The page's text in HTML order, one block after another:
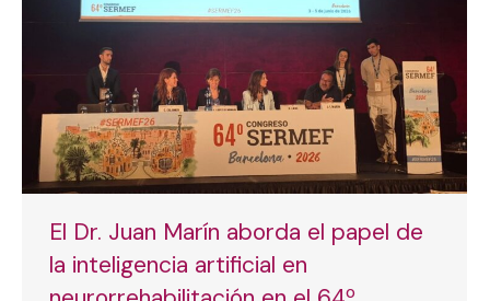
El Dr. Juan Marín aborda el papel de
la inteligencia artificial en